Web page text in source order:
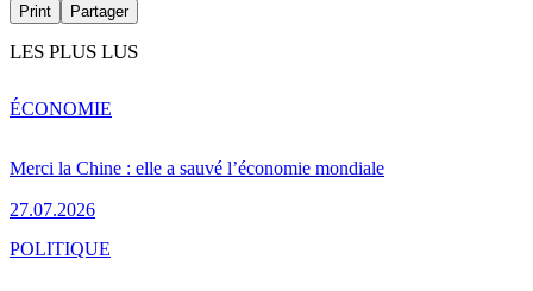
Print Partager
LES PLUS LUS
Merci la Chine : elle a sauvé l’économie mondiale
27.07.2026
ÉCONOMIE
POLITIQUE